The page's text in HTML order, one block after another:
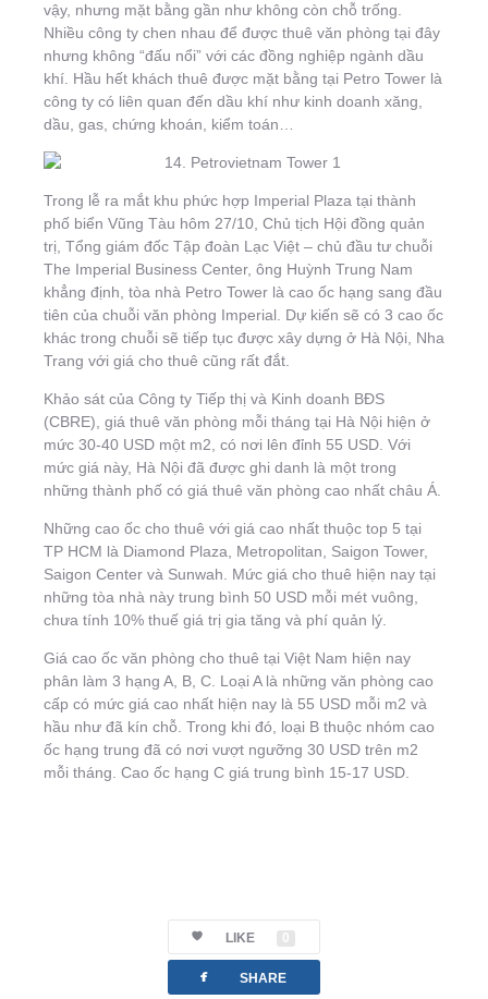
vậy, nhưng mặt bằng gần như không còn chỗ trống.
Nhiều công ty chen nhau để được thuê văn phòng tại đây
nhưng không “đấu nổi” với các đồng nghiệp ngành dầu
khí. Hầu hết khách thuê được mặt bằng tại Petro Tower là
công ty có liên quan đến dầu khí như kinh doanh xăng,
dầu, gas, chứng khoán, kiểm toán…
Trong lễ ra mắt khu phức hợp Imperial Plaza tại thành
phố biển Vũng Tàu hôm 27/10, Chủ tịch Hội đồng quản
trị, Tổng giám đốc Tập đoàn Lạc Việt – chủ đầu tư chuỗi
The Imperial Business Center, ông Huỳnh Trung Nam
khẳng định, tòa nhà Petro Tower là cao ốc hạng sang đầu
tiên của chuỗi văn phòng Imperial. Dự kiến sẽ có 3 cao ốc
khác trong chuỗi sẽ tiếp tục được xây dựng ở Hà Nội, Nha
Trang với giá cho thuê cũng rất đắt.
Khảo sát của Công ty Tiếp thị và Kinh doanh BĐS
(CBRE), giá thuê văn phòng mỗi tháng tại Hà Nội hiện ở
mức 30-40 USD một m2, có nơi lên đỉnh 55 USD. Với
mức giá này, Hà Nội đã được ghi danh là một trong
những thành phố có giá thuê văn phòng cao nhất châu Á.
Những cao ốc cho thuê với giá cao nhất thuộc top 5 tại
TP HCM là Diamond Plaza, Metropolitan, Saigon Tower,
Saigon Center và Sunwah. Mức giá cho thuê hiện nay tại
những tòa nhà này trung bình 50 USD mỗi mét vuông,
chưa tính 10% thuế giá trị gia tăng và phí quản lý.
Giá cao ốc văn phòng cho thuê tại Việt Nam hiện nay
phân làm 3 hạng A, B, C. Loại A là những văn phòng cao
cấp có mức giá cao nhất hiện nay là 55 USD mỗi m2 và
hầu như đã kín chỗ. Trong khi đó, loại B thuộc nhóm cao
ốc hạng trung đã có nơi vượt ngưỡng 30 USD trên m2
mỗi tháng. Cao ốc hạng C giá trung bình 15-17 USD.
LIKE 0
facebook SHARE